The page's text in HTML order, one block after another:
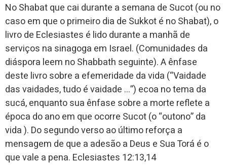
No Shabat que cai durante a semana de Sucot (ou no
caso em que o primeiro dia de Sukkot é no Shabat), o
livro de Eclesiastes é lido durante a manhã de
serviços na sinagoga em Israel. (Comunidades da
diáspora leem no Shabbath seguinte). A ênfase
deste livro sobre a efemeridade da vida (“Vaidade
das vaidades, tudo é vaidade …”) ecoa no tema da
sucá, enquanto sua ênfase sobre a morte reflete a
época do ano em que ocorre Sucot (o “outono” da
vida ). Do segundo verso ao último reforça a
mensagem de que a adesão a Deus e Sua Torá é o
que vale a pena. Eclesiastes 12:13,14